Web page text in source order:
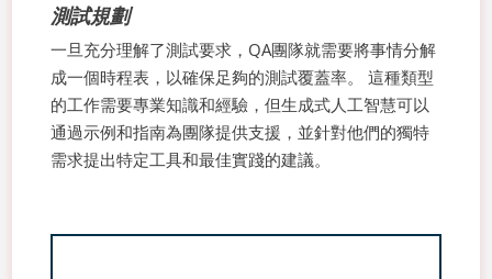
測試規劃
一旦充分理解了測試要求，QA團隊就需要將事情分解
成一個時程表，以確保足夠的測試覆蓋率。 這種類型
的工作需要專業知識和經驗，但生成式人工智慧可以
通過示例和指南為團隊提供支援，並針對他們的獨特
需求提出特定工具和最佳實踐的建議。